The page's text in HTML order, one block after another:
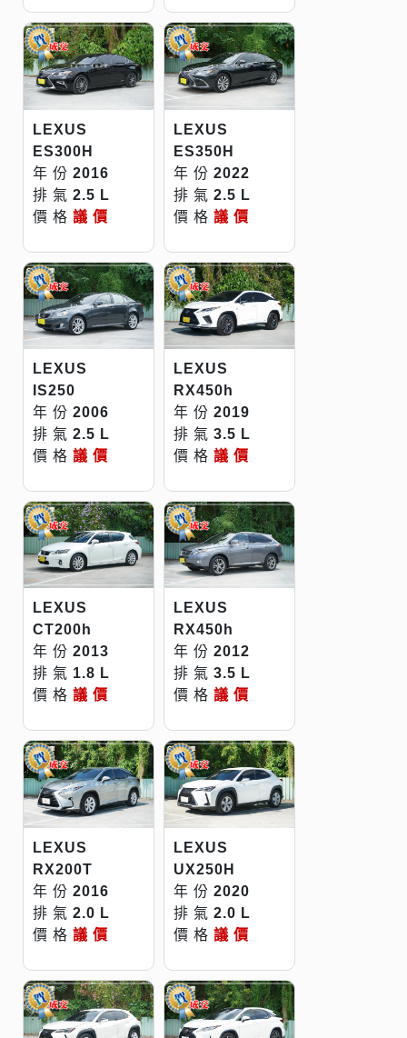
LEXUS
ES300H
年 份 2016
排 氣 2.5 L
價 格 議 價
LEXUS
ES350H
年 份 2022
排 氣 2.5 L
價 格 議 價
LEXUS
IS250
年 份 2006
排 氣 2.5 L
價 格 議 價
LEXUS
RX450h
年 份 2019
排 氣 3.5 L
價 格 議 價
LEXUS
CT200h
年 份 2013
排 氣 1.8 L
價 格 議 價
LEXUS
RX450h
年 份 2012
排 氣 3.5 L
價 格 議 價
LEXUS
RX200T
年 份 2016
排 氣 2.0 L
價 格 議 價
LEXUS
UX250H
年 份 2020
排 氣 2.0 L
價 格 議 價